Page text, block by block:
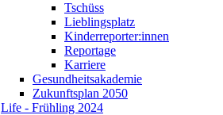
Tschüss
Lieblingsplatz
Kinderreporter:innen
Reportage
Karriere
Gesundheitsakademie
Zukunftsplan 2050
Life - Frühling 2024